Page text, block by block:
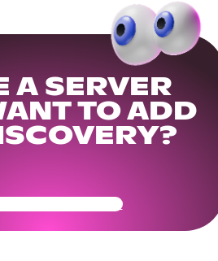
A SERVER
TO ADD
Community Ready